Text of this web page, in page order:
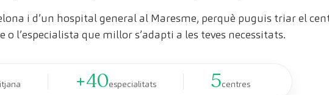
i d’un hospital general al Maresme, perquè puguis triar el
o l’especialista que millor s’adapti a les teves necessitats.
+40especialitats 5centres